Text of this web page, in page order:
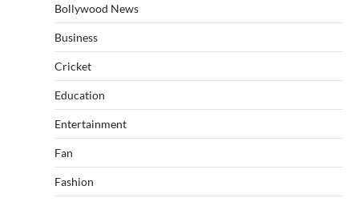
Bollywood News
Business
Cricket
Education
Entertainment
Fan
Fashion